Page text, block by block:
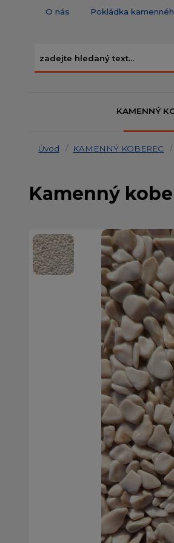
O nás Pokládka
KAMENNÝ
Úvod KAMENNÝ KOBEREC
Kamenný